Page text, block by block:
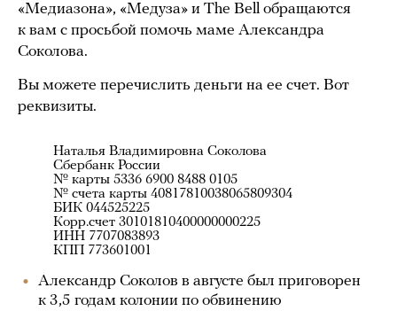
«Медиазона», «Медуза» и The Bell обращаются
к вам с просьбой помочь маме Александра
Соколова.
Вы можете перечислить деньги на ее счет. Вот
реквизиты.
Наталья Владимировна Соколова
Сбербанк России
№ карты 5336 6900 8488 0105
№ счета карты 40817810038065809304
БИК 044525225
Корр.счет 30101810400000000225
ИНН 7707083893
КПП 773601001
Александр Соколов в августе был приговорен
к 3,5 годам колонии по обвинению